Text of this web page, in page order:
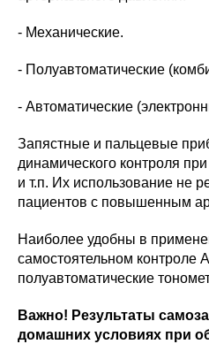
- Механические.
- Полуавтоматические
- Автоматические
Запястные и пальцевые
динамического контроля
и т.п. Их использование не
пациентов с повышенным
Наиболее удобны в
самостоятельном контроле
полуавтоматические
Важно! Результаты
домашних условиях при